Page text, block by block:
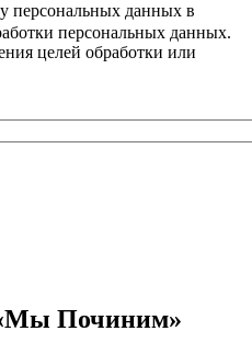
о текстовых форматах
персональных данных в
персональных данных.
целей обработки или
Починим»